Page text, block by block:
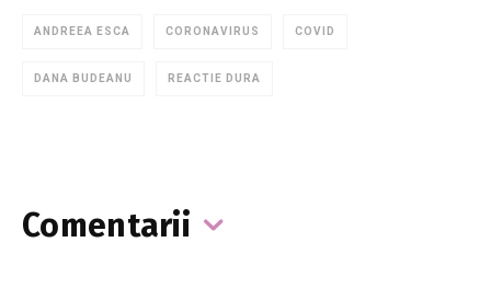
ANDREEA ESCA CORONAVIRUS COVID
DANA BUDEANU REACTIE DURA
Comentarii